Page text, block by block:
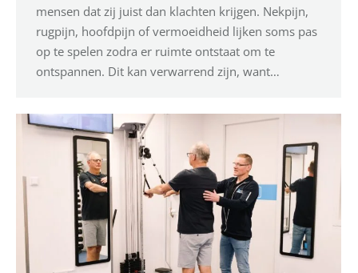
mensen dat zij juist dan klachten krijgen. Nekpijn,
rugpijn, hoofdpijn of vermoeidheid lijken soms pas
op te spelen zodra er ruimte ontstaat om te
ontspannen. Dit kan verwarrend zijn, want…